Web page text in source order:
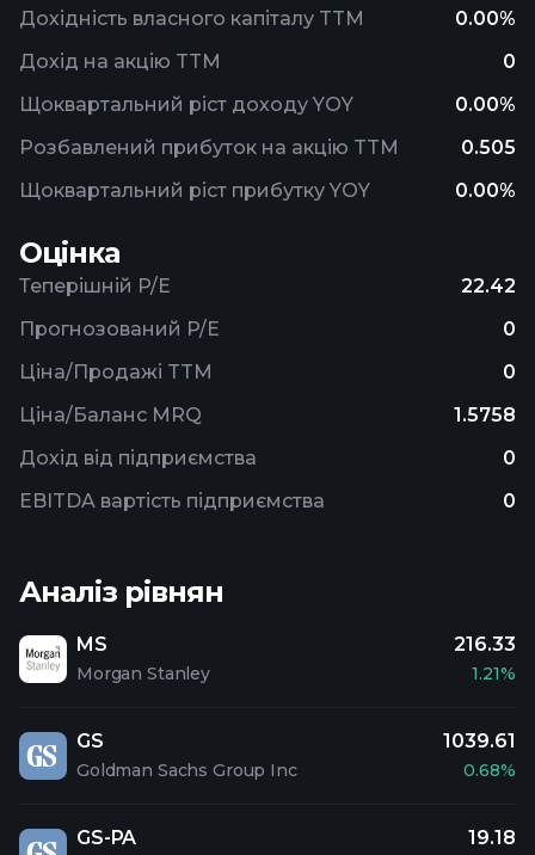
Дохідність власного капіталу TTM
0.00%
Дохід на акцію TTM
0
Щоквартальний ріст доходу YOY
0.00%
Розбавлений прибуток на акцію TTM
0.505
Щоквартальний ріст прибутку YOY
0.00%
Оцінка
Теперішній P/E
22.42
Прогнозований P/E
0
Ціна/Продажі TTM
0
Ціна/Баланс MRQ
1.5758
Дохід від підприємства
0
EBITDA вартість підприємства
0
Аналіз рівнян
MS
Morgan Stanley
216.33
1.21%
GS
Goldman Sachs Group Inc
1039.61
0.68%
GS-PA 19.18